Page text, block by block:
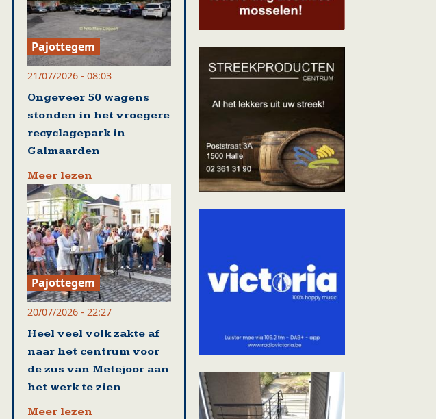
Pajottegem
21/07/2026 - 08:03
Ongeveer 50 wagens
stonden in het vroegere
recyclagepark in
Galmaarden
Meer lezen
Pajottegem
20/07/2026 - 22:27
Heel veel volk zakte af
naar het centrum voor
de zus van Metejoor aan
het werk te zien
Meer lezen